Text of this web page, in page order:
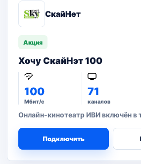
СкайНет
Акция
Хочу СкайНэт 100
100
Мбит/с
71
каналов
Онлайн-кинотеатр ИВИ включён в
Подключить